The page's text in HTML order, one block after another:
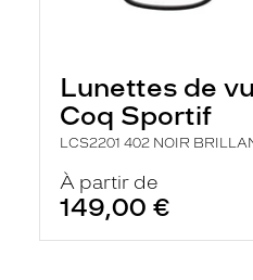
Lunettes de
Coq Sportif
LCS2201 402 NOIR
À partir de
149,00 €